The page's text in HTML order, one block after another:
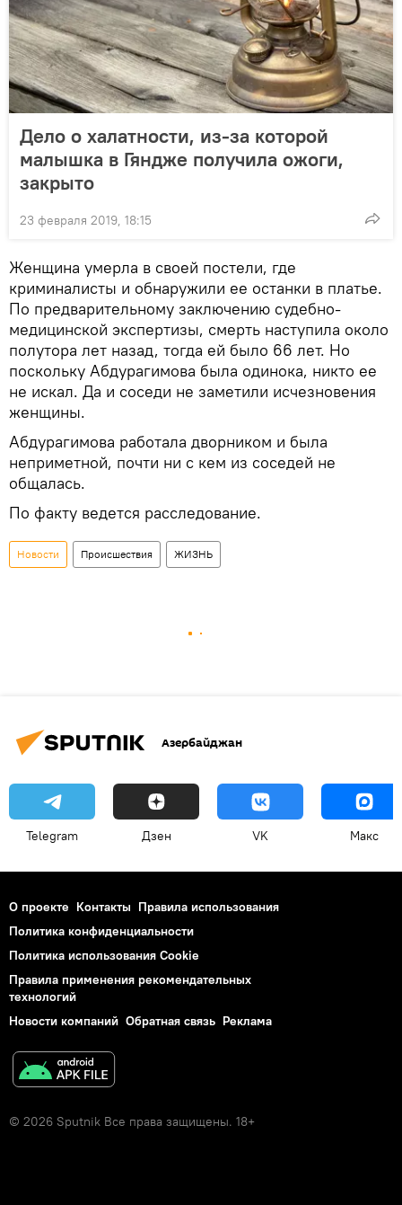
Дело о халатности, из-за которой
малышка в Гяндже получила ожоги,
закрыто
23 февраля 2019, 18:15
Женщина умерла в своей постели, где
криминалисты и обнаружили ее останки в платье.
По предварительному заключению судебно-
медицинской экспертизы, смерть наступила около
полутора лет назад, тогда ей было 66 лет. Но
поскольку Абдурагимова была одинока, никто ее
не искал. Да и соседи не заметили исчезновения
женщины.
Абдурагимова работала дворником и была
неприметной, почти ни с кем из соседей не
общалась.
По факту ведется расследование.
Новости Происшествия ЖИЗНЬ
Азербайджан
Telegram Дзен VK Макс
О проекте Контакты Правила использования
Политика конфиденциальности
Политика использования Cookie
Правила применения рекомендательных
технологий
Новости компаний Обратная связь Реклама
© 2026 Sputnik Все права защищены. 18+